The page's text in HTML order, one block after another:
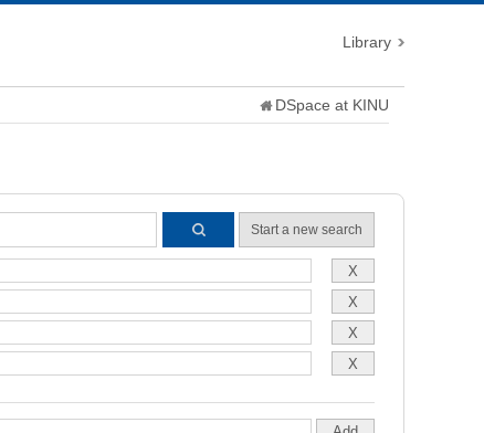
Library
DSpace at KINU
Start a new search